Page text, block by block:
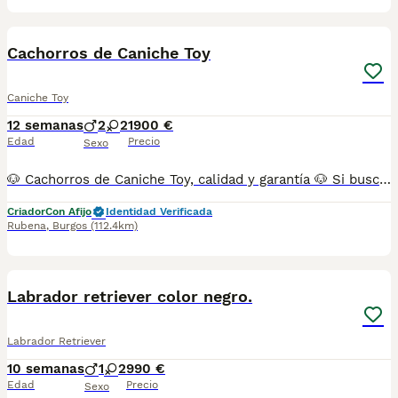
Cachorros de Caniche Toy
Caniche Toy
12 semanas
Edad
2 2
Sexo
1900 €
Precio
🐶 Cachorros de Caniche Toy, calidad y garantía 🐶 Si buscas un caniche auténtico, sano y bien socializado, ¡has llegado al lugar adecuado! Nuestros cachorros son criados con amor, en un entorno familiar, asegurando su equilibrio y felicidad. 💎 Cachorros disponibles – Calidad y belleza en Cada Uno 💰 Los precios dependen del color, aunque pueden influir otros factores. Negro o apricot claro = 1900€ Chocolate o apricot = 2490€ Rojo = 2900€ *Todos los precios son con el 21% de IVA incluido. 📏 Características de los padres – Garantía de pureza y salud 🏡 Cría responsable – Ven a conocernos Nos tomamos la crianza responsable muy en serio. Queremos que conozcas a los padres, el ambiente donde crecen los cachorros y nuestra forma de trabajo. La transparencia y el bienestar animal son nuestra prioridad. 🏥 Tu cachorro se entrega con: ✅ Pasaporte ✅ Microchip ✅ 3ª vacuna ✅ Desparasitaciones pertinentes a su edad ✅ Revisiones periódicas y chequeo previo a la entrega ✅ Socializado con personas y otros animales ✅ Pedigree Nacional LOA (opcional, coste adicional) 🎁 Extras que marcan la diferencia 📌 Asesoramiento experto en cuidados, alimentación y educación 💳 Diferentes formas de pago (sin financiación) 📩 ¡Resolvemos todas tus dudas sin compromiso! Escríbenos para más información. 📍 N.Z: 008015 📞 Contáctanos y encuentra a tu compañero ideal. ¡Te esperamos! 🐶❤️
CriadorCon Afijo
Identidad Verificada
Rubena, Burgos (112.4km)
Labrador retriever color negro.
Labrador Retriever
10 semanas
Edad
1 2
Sexo
990 €
Precio